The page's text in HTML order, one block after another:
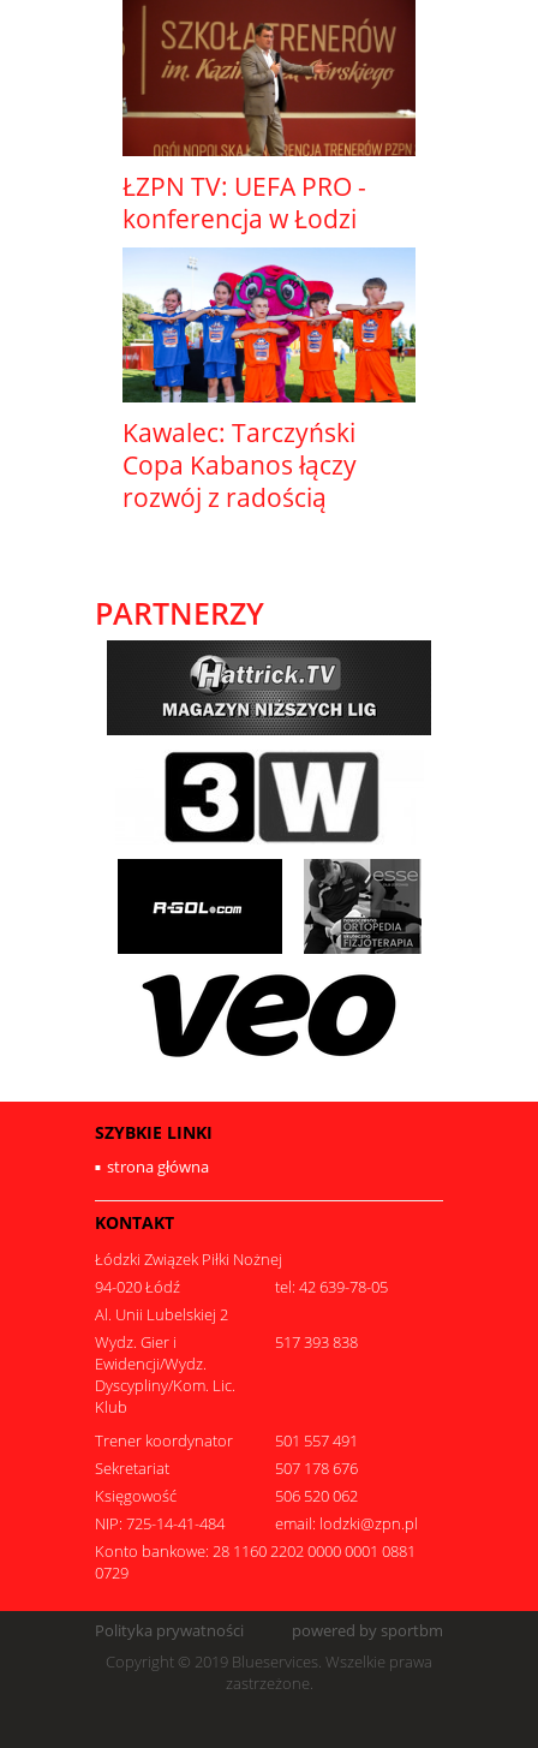
ŁZPN TV: UEFA PRO -
konferencja w Łodzi
Kawalec: Tarczyński
Copa Kabanos łączy
rozwój z radością
PARTNERZY
SZYBKIE LINKI
strona główna
KONTAKT
Łódzki Związek Piłki Nożnej
94-020 Łódź
tel: 42 639-78-05
Al. Unii Lubelskiej 2
Wydz. Gier i
Ewidencji/Wydz.
Dyscypliny/Kom. Lic.
Klub
517 393 838
Trener koordynator
501 557 491
Sekretariat
507 178 676
Księgowość
506 520 062
NIP: 725-14-41-484
email: lodzki@zpn.pl
Konto bankowe: 28 1160 2202 0000 0001 0881
0729
Polityka prywatności
powered by sportbm
Copyright © 2019 Blueservices. Wszelkie prawa
zastrzeżone.